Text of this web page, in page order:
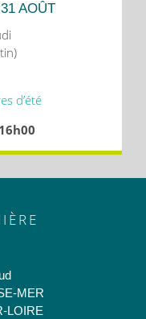
AOÛT
d’été
MER
LOIRE